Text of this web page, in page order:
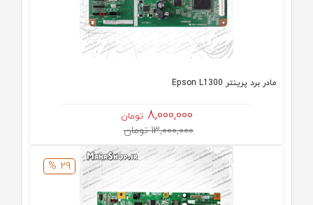
مادر برد پرینتر Epson L1300
8,000,000 تومان
13,000,000 تومان
29 %